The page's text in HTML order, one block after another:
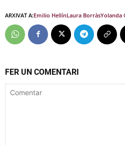
ARXIVAT A:Emilio HellínLaura BorràsYolanda
FER UN COMENTARI